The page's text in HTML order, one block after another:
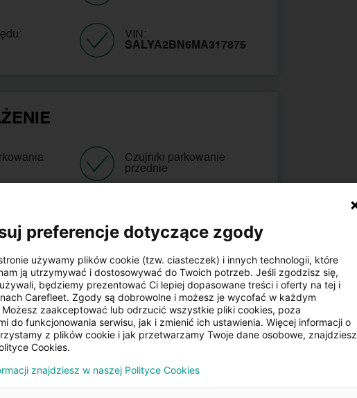
VIN:
SALYA2BN6MA317875
Czujniki parkowanie
przednie
Kierownica
wielofunkcyjna
Alufelgi
ustawiany
Elektrycznie ustawiany
fotel pasażera
preferencje dotyczące zgody
używamy plików cookie (tzw. ciasteczek) i innych technologii, które
ją utrzymywać i dostosowywać do Twoich potrzeb. Jeśli zgodzisz się,
będziemy prezentować Ci lepiej dopasowane treści i oferty na tej i
Carefleet. Zgody są dobrowolne i możesz je wycofać w każdym
Możesz zaakceptować lub odrzucić wszystkie pliki cookies, poza
do funkcjonowania serwisu, jak i zmienić ich ustawienia. Więcej informacji o
z plików cookie i jak przetwarzamy Twoje dane osobowe, znajdziesz
Cookies.
znajdziesz w naszej Polityce Cookies